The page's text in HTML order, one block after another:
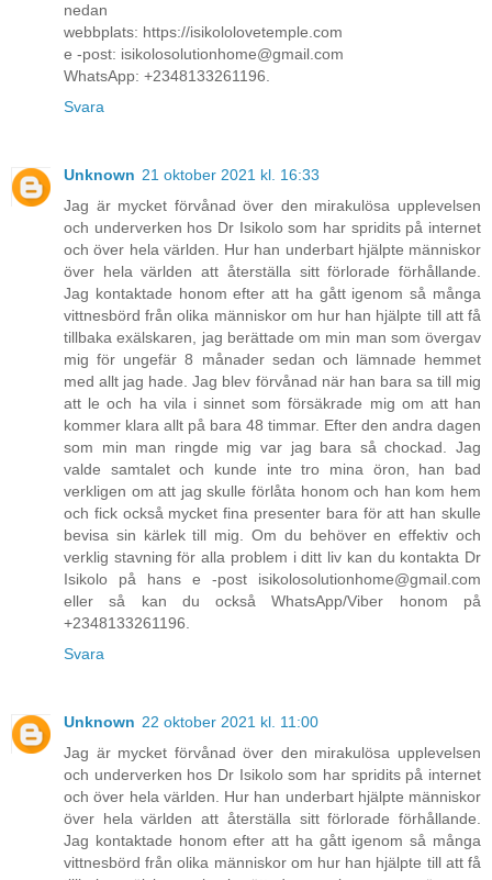
nedan
webbplats: https://isikololovetemple.com
e -post: isikolosolutionhome@gmail.com
WhatsApp: +2348133261196.
Svara
Unknown 21 oktober 2021 kl. 16:33
Jag är mycket förvånad över den mirakulösa upplevelsen
och underverken hos Dr Isikolo som har spridits på internet
och över hela världen. Hur han underbart hjälpte människor
över hela världen att återställa sitt förlorade förhållande.
Jag kontaktade honom efter att ha gått igenom så många
vittnesbörd från olika människor om hur han hjälpte till att få
tillbaka exälskaren, jag berättade om min man som övergav
mig för ungefär 8 månader sedan och lämnade hemmet
med allt jag hade. Jag blev förvånad när han bara sa till mig
att le och ha vila i sinnet som försäkrade mig om att han
kommer klara allt på bara 48 timmar. Efter den andra dagen
som min man ringde mig var jag bara så chockad. Jag
valde samtalet och kunde inte tro mina öron, han bad
verkligen om att jag skulle förlåta honom och han kom hem
och fick också mycket fina presenter bara för att han skulle
bevisa sin kärlek till mig. Om du behöver en effektiv och
verklig stavning för alla problem i ditt liv kan du kontakta Dr
Isikolo på hans e -post isikolosolutionhome@gmail.com
eller så kan du också WhatsApp/Viber honom på
+2348133261196.
Svara
Unknown 22 oktober 2021 kl. 11:00
Jag är mycket förvånad över den mirakulösa upplevelsen
och underverken hos Dr Isikolo som har spridits på internet
och över hela världen. Hur han underbart hjälpte människor
över hela världen att återställa sitt förlorade förhållande.
Jag kontaktade honom efter att ha gått igenom så många
vittnesbörd från olika människor om hur han hjälpte till att få